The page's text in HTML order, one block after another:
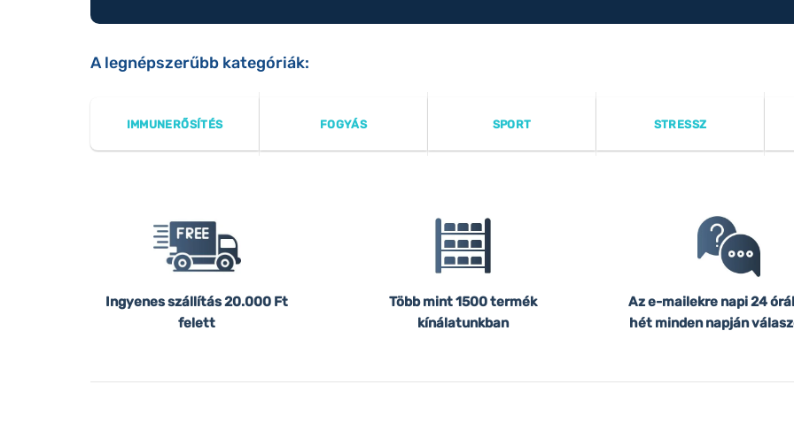
A legnépszerűbb kategóriák:
IMMUNERŐSÍTÉS FOGYÁS SPORT STRESSZ
Ingyenes szállítás20.000 Ft
felett
Több mint 1500 termék
kínálatunkban
Az e-mailekre napi 24
hét minden napján